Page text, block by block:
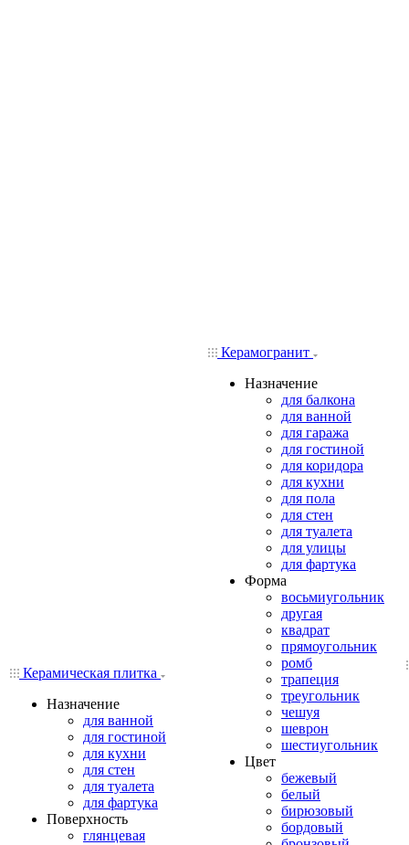
Керамическая плитка
Назначение
для ванной
для гостиной
для кухни
для стен
для туалета
для фартука
Поверхность
глянцевая
Керамогранит
Назначение
для балкона
для ванной
для гаража
для гостиной
для коридора
для кухни
для пола
для стен
для туалета
для улицы
для фартука
Форма
восьмиугольник
другая
квадрат
прямоугольник
ромб
трапеция
треугольник
чешуя
шеврон
шестиугольник
Цвет
бежевый
белый
бирюзовый
бордовый